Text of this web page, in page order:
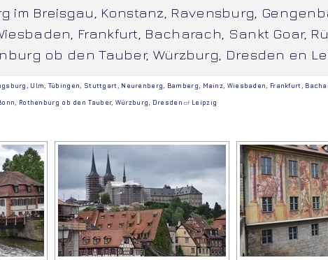
im Breisgau, Konstanz, Ravensburg,
Frankfurt, Bacharach, Sankt Goar,
ob den Tauber, Würzburg, Dresden en
Ulm Tübingen Stuttgart, Neurenberg Bamberg Mainz Wiesbaden Frankfurt
Rothenburg ob den Tauber, Würzburg Dresden of Leipzig